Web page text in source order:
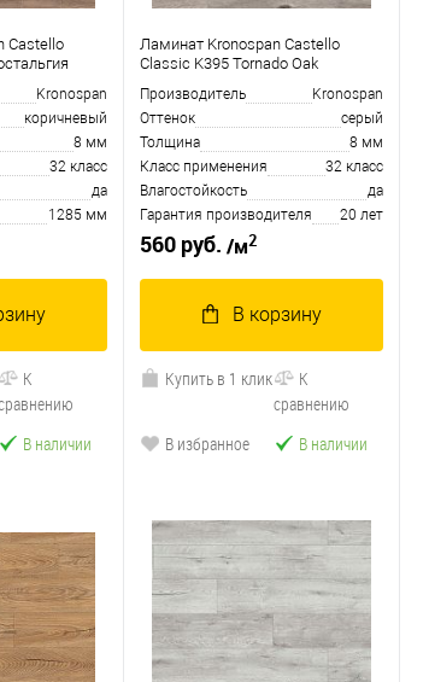
Castello
Kronospan
коричневый
8 мм
32 класс
да
1285 мм
К
В наличии
Ламинат Kronospan Castello
Classic K395 Tornado Oak
Производитель
Kronospan
Оттенок
серый
Толщина
8 мм
Класс применения
32 класс
Влагостойкость
да
Гарантия производителя
20 лет
560 руб. /м2
В корзину
Купить в 1 клик
К
сравнению
В избранное
В наличии